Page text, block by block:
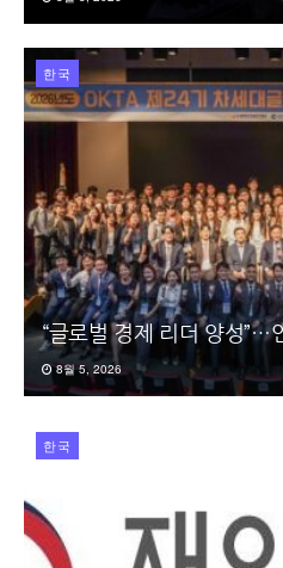
한국
“글로벌 경제 리더 양성”…
8월 5, 2026
한국